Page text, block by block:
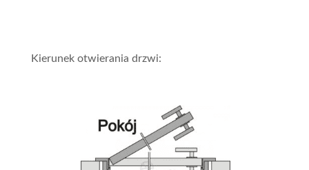
Kierunek otwierania drzwi: